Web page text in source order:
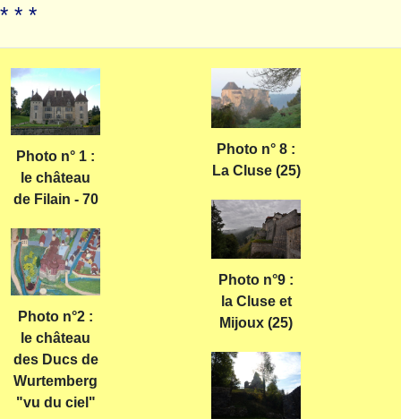
* * *
Photo n° 1 :
le château
de Filain - 70
Photo n°2 :
le château
des Ducs de
Wurtemberg
"vu du ciel"
Photo n° 8 :
La Cluse (25)
Photo n°9 :
la Cluse et
Mijoux (25)